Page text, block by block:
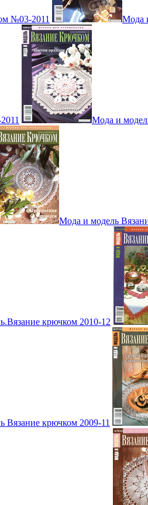
№03-2011 Мода
Мода и
Мода и модель
крючком 2010-12
крючком 2009-11